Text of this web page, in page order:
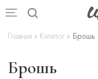
Главная Каталог Брошь
Брошь